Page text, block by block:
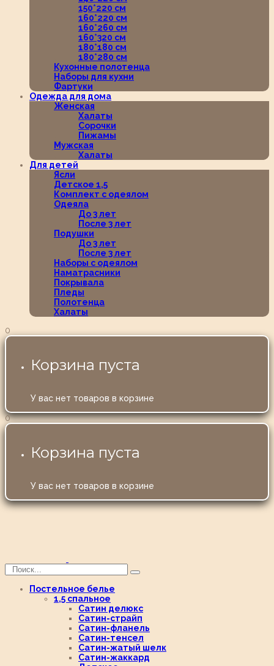
150*220 см
160*220 см
160*260 см
160*320 см
180*180 см
180*280 см
Кухонные полотенца
Наборы для кухни
Фартуки
Одежда для дома
Женская
Халаты
Сорочки
Пижамы
Мужская
Халаты
Для детей
Ясли
Детское 1,5
Комплект с одеялом
Одеяла
До 3 лет
После 3 лет
Подушки
До 3 лет
После 3 лет
Наборы с одеялом
Наматрасники
Покрывала
Пледы
Полотенца
Халаты
0
Корзина пуста
У вас нет товаров в корзине
0
Корзина пуста
У вас нет товаров в корзине
Постельное белье
1,5 спальное
Сатин делюкс
Сатин-страйп
Сатин-фланель
Сатин-тенсел
Сатин-жатый шелк
Сатин-жаккард